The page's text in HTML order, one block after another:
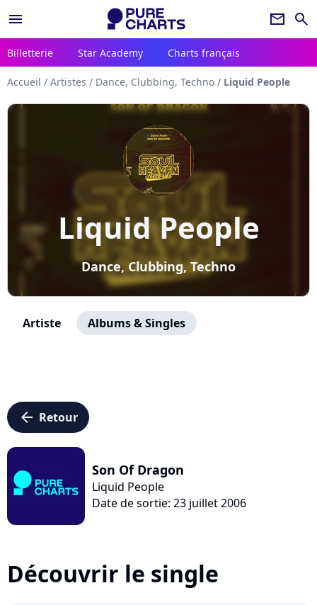
menu newsletter search
Billetterie Star Academy Charts français
Accueil / Artistes / Dance, Clubbing, Techno / Liquid People
Liquid People
Dance, Clubbing, Techno
Artiste Albums & Singles
arrow_left Retour
Son Of Dragon
Liquid People
Date de sortie: 23 juillet 2006
Découvrir le single